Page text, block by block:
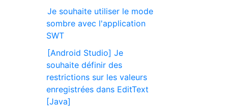
Je souhaite utiliser le mode
sombre avec l'application
SWT
[Android Studio] Je
souhaite définir des
restrictions sur les valeurs
enregistrées dans EditText
[Java]